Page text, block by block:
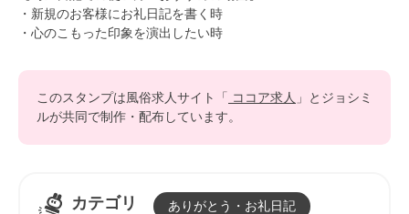
・新規のお客様にお礼日記を書く時
・心のこもった印象を演出したい時
このスタンプは風俗求人サイト「 ココア求人 」とジョシミ
ルが共同で制作・配布しています。
カテゴリ ありがとう・お礼日記